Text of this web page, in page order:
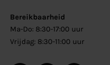
Bereikbaarheid
Ma-Do: 8:30-17:00 uur
Vrijdag: 8:30-11:00 uur